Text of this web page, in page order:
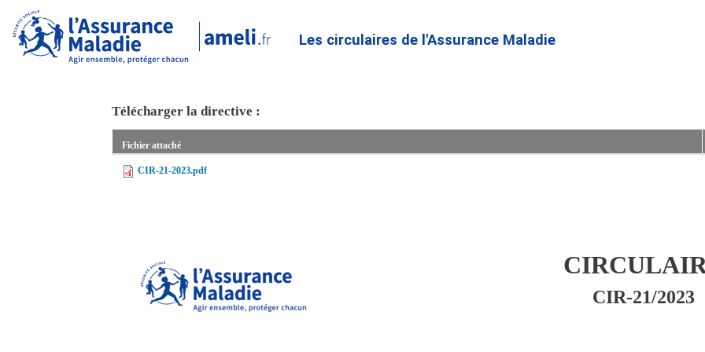
au
contenu
Les circulaires de l'Assurance Maladie
Télécharger la directive :
Fichier attaché
CIR-21-2023.pdf
CIR-21/2023